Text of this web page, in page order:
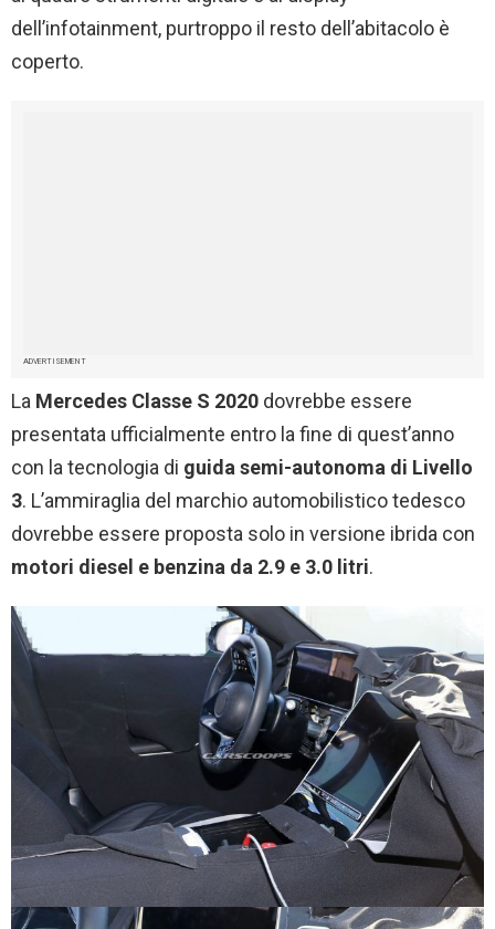
dell’infotainment, purtroppo il resto dell’abitacolo è
coperto.
ADVERTISEMENT
La Mercedes Classe S 2020 dovrebbe essere
presentata ufficialmente entro la fine di quest’anno
con la tecnologia di guida semi-autonoma di Livello
3. L’ammiraglia del marchio automobilistico tedesco
dovrebbe essere proposta solo in versione ibrida con
motori diesel e benzina da 2.9 e 3.0 litri.